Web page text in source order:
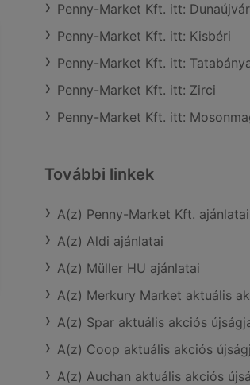
Penny-Market Kft. itt:
Penny-Market Kft. itt: Kisbéri
Penny-Market Kft. itt:
Penny-Market Kft. itt: Zirci
Penny-Market Kft. itt:
További linkek
A(z) Penny-Market Kft. ajánlatai
A(z) Aldi ajánlatai
A(z) Müller HU ajánlatai
A(z) Merkury Market aktuális
A(z) Spar aktuális akciós
A(z) Coop aktuális akciós
A(z) Auchan aktuális akciós